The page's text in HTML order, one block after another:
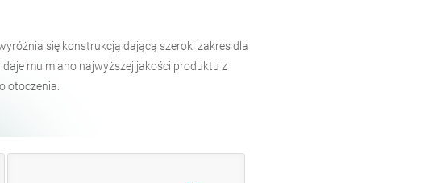
się konstrukcją dającą szeroki zakres dla
mu miano najwyższej jakości produktu z
otoczenia.